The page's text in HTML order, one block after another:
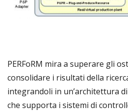
PERFoRM mira a superare gli
consolidare i risultati della
integrandoli in un’architettura
che supporta i sistemi di